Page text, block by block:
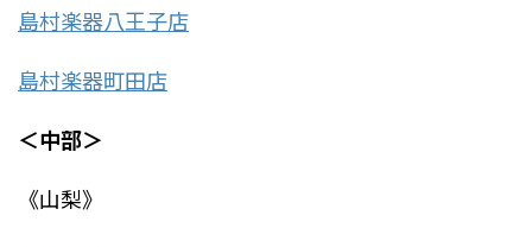
島村楽器八王子店
島村楽器町田店
＜中部＞
《山梨》